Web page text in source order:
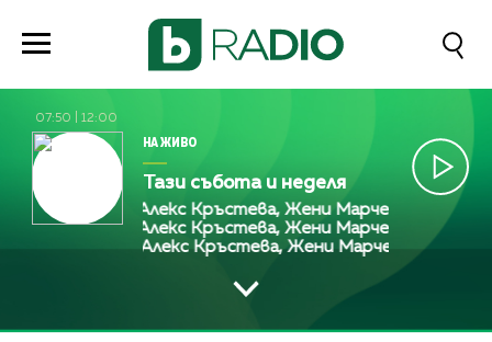
07:50 12:00
НА ЖИВО
Тази събота и неделя
Алекс Кръстева, Жени Марчева и Диана
Алекс Кръстева, Жени Марчева и Диана
Алекс Кръстева, Жени Марчева и Диана